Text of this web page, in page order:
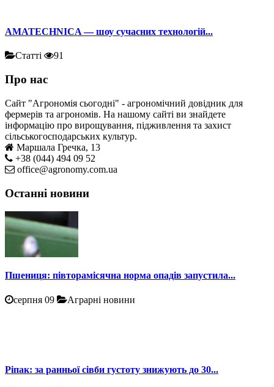
AMATECHNICA — шоу сучасних технологій...
Статті 91
Про нас
Сайт "Агрономія сьогодні" - агрономічний довідник для
фермерів та агрономів. На нашому сайті ви знайдете
інформацію про вирощування, підживлення та захист
сільськогосподарських культур.
Маршала Гречка, 13
+38 (044) 494 09 52
office@agronomy.com.ua
Останні новини
Пшениця: півторамісячна норма опадів запустила...
серпня 09 Аграрні новини
Ріпак: за ранньої сівби густоту знижують до 30...